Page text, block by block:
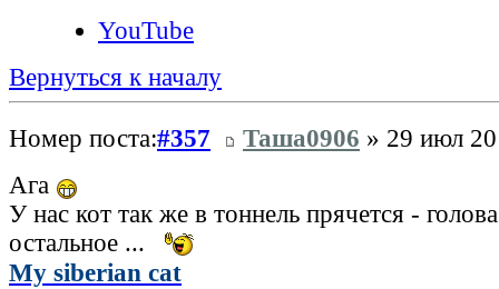
YouTube
Вернуться к началу
Номер поста:#357 Таша0906 » 29 июл
Ага
У нас кот так же в тоннель прячется -
остальное ...
My siberian cat